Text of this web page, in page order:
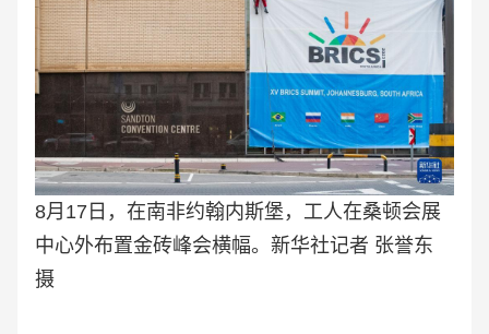
8月17日，在南非约翰内斯堡，工人在桑顿会展
中心外布置金砖峰会横幅。新华社记者 张誉东
摄